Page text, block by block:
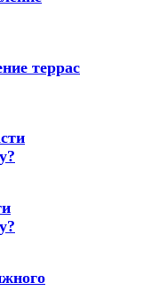
террас